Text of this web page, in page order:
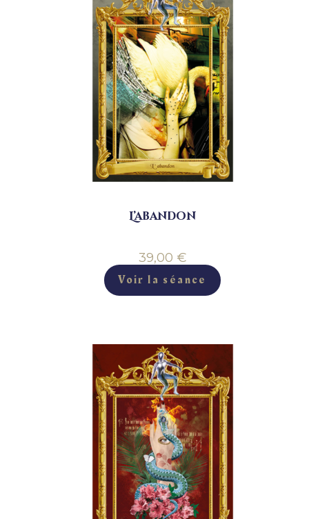
L’abandon
39,00 €
Voir la séance